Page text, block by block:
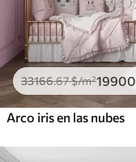
33166.67$/m²19900
Arco iris en las nubes